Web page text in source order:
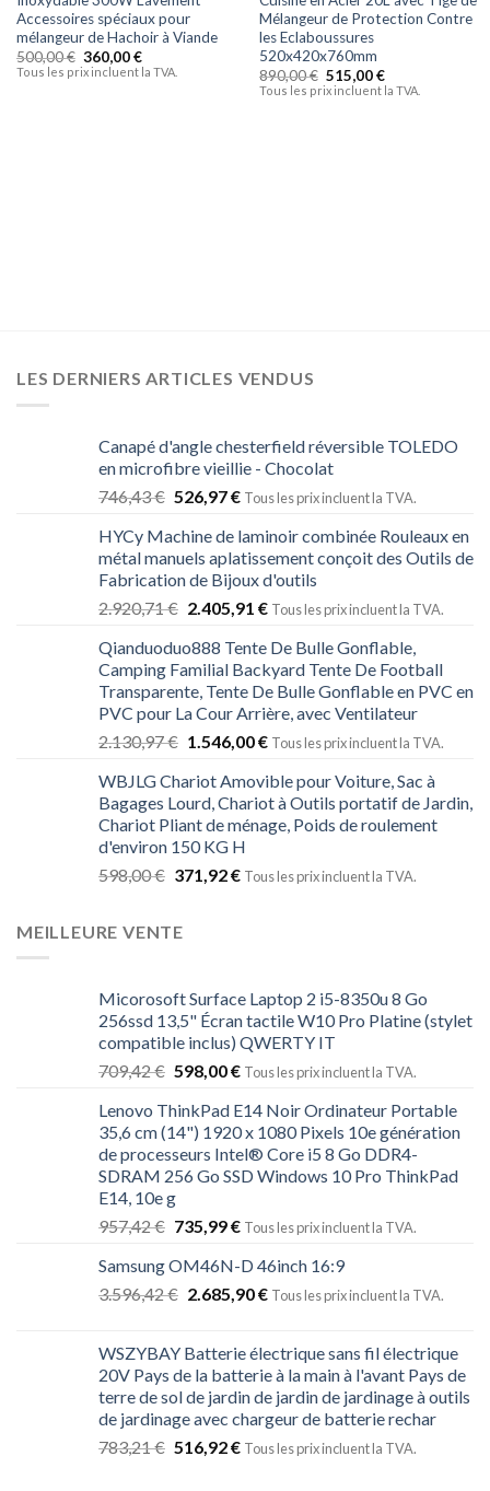
Accessoires spéciaux pour
mélangeur de Hachoir à Viande
500,00€ 360,00€
Tous les prix incluent la TVA.
Mélangeur de Protection Contre
les Eclaboussures
520x420x760mm
890,00€ 515,00€
Tous les prix incluent la TVA.
LES DERNIERS ARTICLES VENDUS
Canapé d'angle chesterfield réversible TOLEDO
en microfibre vieillie - Chocolat
746,43€ 526,97€ Tous les prix incluent la TVA.
HYCy Machine de laminoir combinée Rouleaux en
métal manuels aplatissement conçoit des Outils de
Fabrication de Bijoux d'outils
2.920,71€ 2.405,91 € Tous les prix incluent la TVA.
Qianduoduo888 Tente De Bulle Gonflable,
Camping Familial Backyard Tente De Football
Transparente, Tente De Bulle Gonflable en PVC en
PVC pour La Cour Arrière, avec Ventilateur
2.130,97€ 1.546,00€ Tous les prix incluent la TVA.
WBJLG Chariot Amovible pour Voiture, Sac à
Bagages Lourd, Chariot à Outils portatif de Jardin,
Chariot Pliant de ménage, Poids de roulement
d'environ 150 KG H
598,00€ 371,92€ Tous les prix incluent la TVA.
MEILLEURE VENTE
Micorosoft Surface Laptop 2 i5-8350u 8 Go
256ssd 13,5" Écran tactile W10 Pro Platine (stylet
compatible inclus) QWERTY IT
709,42€ 598,00€ Tous les prix incluent la TVA.
Lenovo ThinkPad E14 Noir Ordinateur Portable
35,6 cm (14") 1920 x 1080 Pixels 10e génération
de processeurs Intel® Core i5 8 Go DDR4-
SDRAM 256 Go SSD Windows 10 Pro ThinkPad
E14, 10e g
957,42€ 735,99€ Tous les prix incluent la TVA.
Samsung OM46N-D 46inch 16:9
3.596,42€ 2.685,90€ Tous les prix incluent la TVA.
WSZYBAY Batterie électrique sans fil électrique
20V Pays de la batterie à la main à l'avant Pays de
terre de sol de jardin de jardin de jardinage à outils
de jardinage avec chargeur de batterie rechar
783,21€ 516,92€ Tous les prix incluent la TVA.